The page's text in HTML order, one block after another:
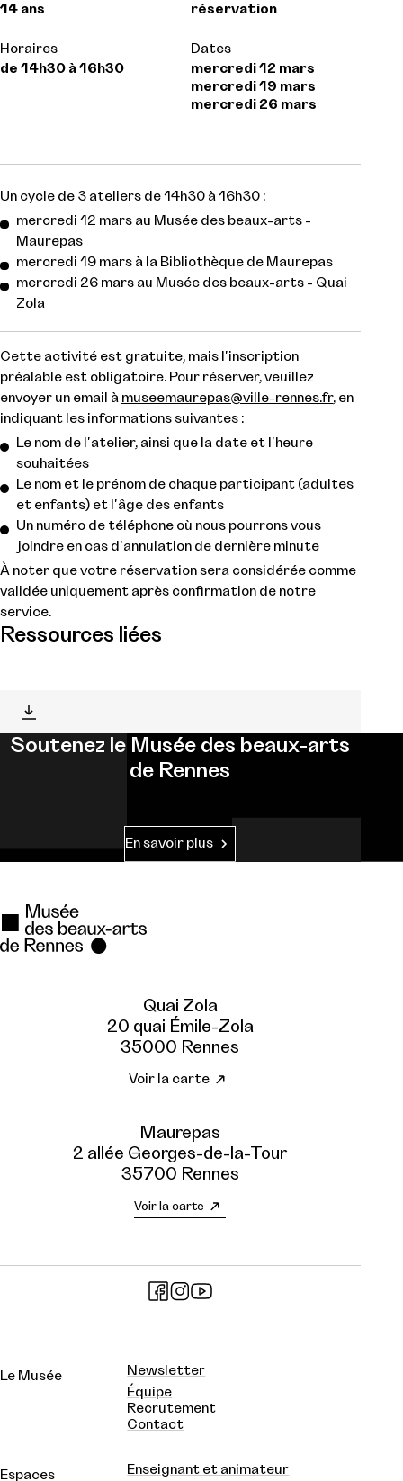
14 ans
réservation
Horaires
de 14h30 à 16h30
Dates
mercredi 12 mars
mercredi 19 mars
mercredi 26 mars
Un cycle de 3 ateliers de 14h30 à 16h30 :
mercredi 12 mars au Musée des beaux-arts -
Maurepas
mercredi 19 mars à la Bibliothèque de Maurepas
mercredi 26 mars au Musée des beaux-arts - Quai
Zola
Cette activité est gratuite, mais l'inscription
préalable est obligatoire. Pour réserver, veuillez
envoyer un email à museemaurepas@ville-rennes.fr, en
indiquant les informations suivantes :
Le nom de l'atelier, ainsi que la date et l'heure
souhaitées
Le nom et le prénom de chaque participant (adultes
et enfants) et l'âge des enfants
Un numéro de téléphone où nous pourrons vous
joindre en cas d'annulation de dernière minute
À noter que votre réservation sera considérée comme
validée uniquement après confirmation de notre
service.
Ressources liées
Soutenez le Musée des beaux-arts
de Rennes
En savoir plus
Quai Zola
20 quai Émile-Zola
35000 Rennes
Voir la carte
Maurepas
2 allée Georges-de-la-Tour
35700 Rennes
Voir la carte
Le Musée
Newsletter
Équipe
Recrutement
Contact
Espaces Enseignant et animateur